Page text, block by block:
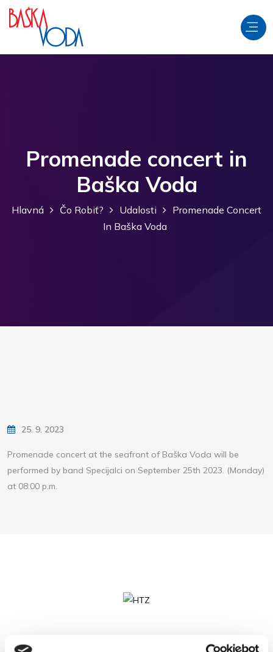
Promenade concert in
Baška Voda
Hlavná Čo Robiť? Udalosti
Promenade Concert
In Baška Voda
25. 9. 2023
Promenade concert at the seafront of Baška Voda will be
performed by band Specijalci on September 25th 2023. (Monday)
at 08:00 p.m.